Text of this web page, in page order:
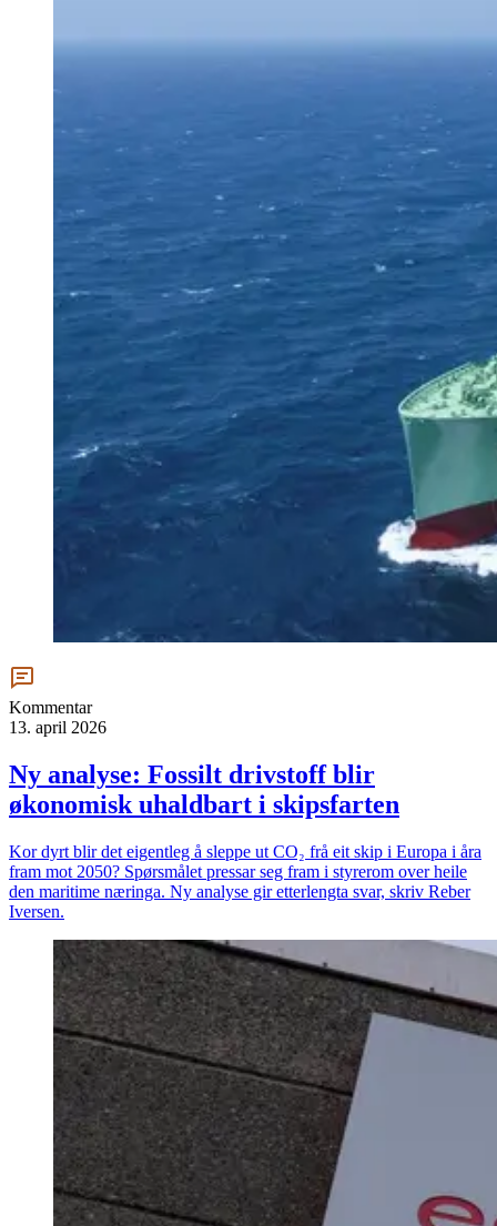
Kommentar
13. april 2026
Ny analyse: Fossilt drivstoff blir
økonomisk uhaldbart i skipsfarten
Kor dyrt blir det eigentleg å sleppe ut CO₂ frå eit skip i Europa i åra
fram mot 2050? Spørsmålet pressar seg fram i styrerom over heile
den maritime næringa. Ny analyse gir etterlengta svar, skriv Reber
Iversen.